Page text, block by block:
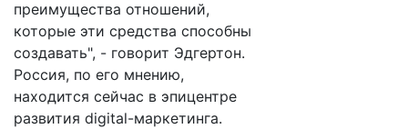
преимущества отношений,
которые эти средства способны
создавать", - говорит Эдгертон.
Россия, по его мнению,
находится сейчас в эпицентре
развития digital-маркетинга.